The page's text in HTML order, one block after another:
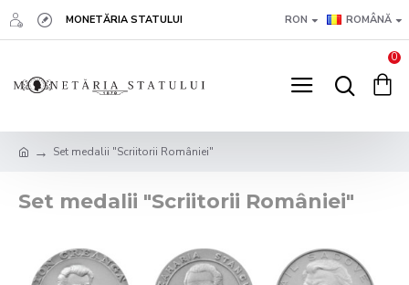
MONETĂRIA STATULUI RON ROMÂNĂ
0
Set medalii "Scriitorii României"
Set medalii "Scriitorii României"